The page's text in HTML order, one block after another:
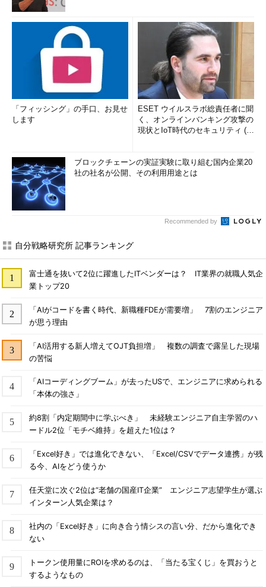
「フィッシング」の手口、お見せ
します
ESET ウイルスラボ総責任者に聞
く、オンラインバンキング攻撃の
現状とIoT時代のセキュリティ (1/
ブロックチェーンの実証実験に取り組む国内企業20
社の社名が公開、その利用用途とは
Recommended by
自分戦略研究所 記事ランキング
富士通を抜いて2位に躍進したITベンダーは？ IT業界の就職人気企
業トップ20
「AIがコードを書く時代、新職種FDEが需要増」 7割のエンジニア
が思う理由
「AI活用する新人増えてOJT負担増」 複数の調査で露呈した現場
の苦悩
「AIコーディングブーム」が去ったUSで、エンジニアに求められる
「本体の強さ」
約8割「内定期間中に学ぶべき」 未経験エンジニア自主学習のハ
ードル2位「モチベ維持」を超えた1位は？
「Excel好き」では進化できない、「Excel/CSVでデータ連携」が残
る今、AIをどう使うか
任天堂に次ぐ2位は“老舗の国産IT企業” エンジニア志望学生が選ぶ
インターン人気企業は？
社内の「Excel好き」に向き合う情シスの言い分、だから進化でき
ない
トークン使用量にROIを求めるのは、「当たる宝くじ」を買おうと
するようなもの